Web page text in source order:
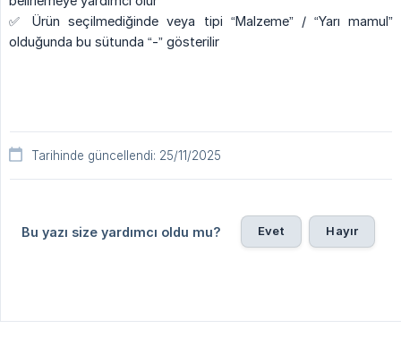
✅ Ürün seçilmediğinde veya tipi “Malzeme” / “Yarı mamul”
olduğunda bu sütunda “-” gösterilir
Tarihinde güncellendi: 25/11/2025
Bu yazı size yardımcı oldu mu? Evet Hayır